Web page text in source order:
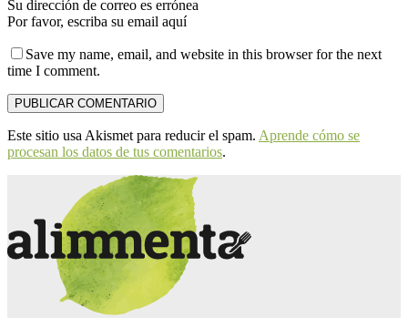
Su dirección de correo es errónea
Por favor, escriba su email aquí
Save my name, email, and website in this browser for the next
time I comment.
Este sitio usa Akismet para reducir el spam. Aprende cómo se
procesan los datos de tus comentarios.